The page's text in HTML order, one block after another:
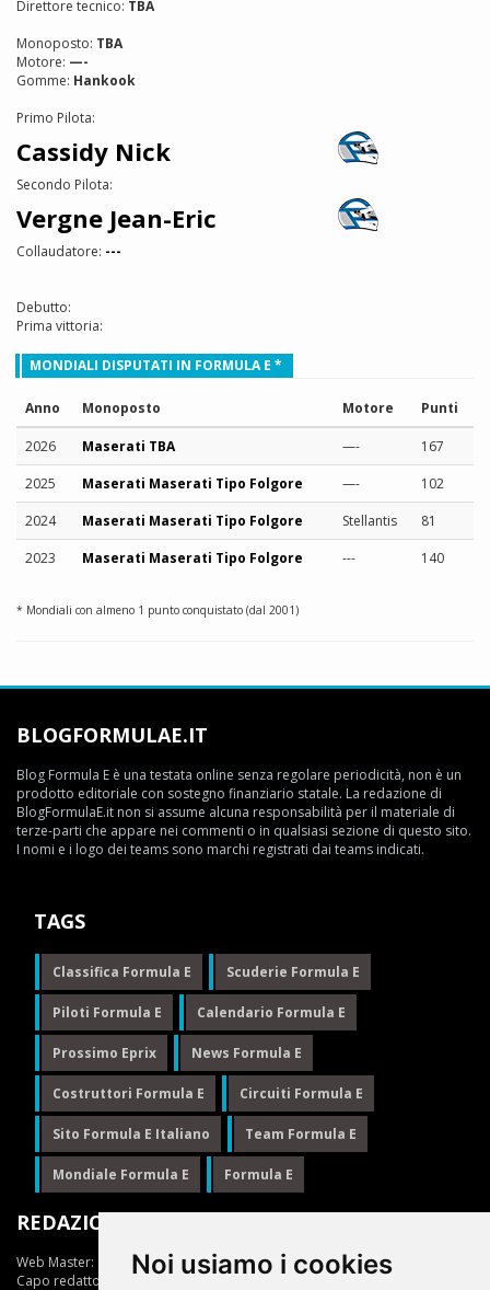
Noi usiamo i cookies
Direttore tecnico: TBA
Monoposto: TBA
Motore: —-
Gomme: Hankook
Primo Pilota:
Cassidy Nick
Secondo Pilota:
Vergne Jean-Eric
Collaudatore: ---
Debutto:
Prima vittoria:
MONDIALI DISPUTATI IN FORMULA E *
Anno Monoposto Motore Punti
2026 Maserati TBA —-
167
2025
Maserati Maserati Tipo Folgore —-
102
2024
Maserati Maserati Tipo Folgore Stellantis
81
2023
Maserati Maserati Tipo Folgore --- 140
* Mondiali con almeno 1 punto conquistato (dal 2001)
BLOGFORMULAE.IT
Blog Formula E è una testata online senza regolare periodicità, non è un
prodotto editoriale con sostegno finanziario statale. La redazione di
BlogFormulaE.it non si assume alcuna responsabilità per il materiale di
terze-parti che appare nei commenti o in qualsiasi sezione di questo sito.
I nomi e i logo dei teams sono marchi registrati dai teams indicati.
TAGS
Classifica Formula E Scuderie Formula E
Piloti Formula E Calendario Formula E
Prossimo Eprix News Formula E
Costruttori Formula E Circuiti Formula E
Sito Formula E Italiano Team Formula E
Mondiale Formula E Formula E
REDAZIONE
Web Master:
Ing.Daniele Muscarella
Capo redattore:
Giuseppe Cianci